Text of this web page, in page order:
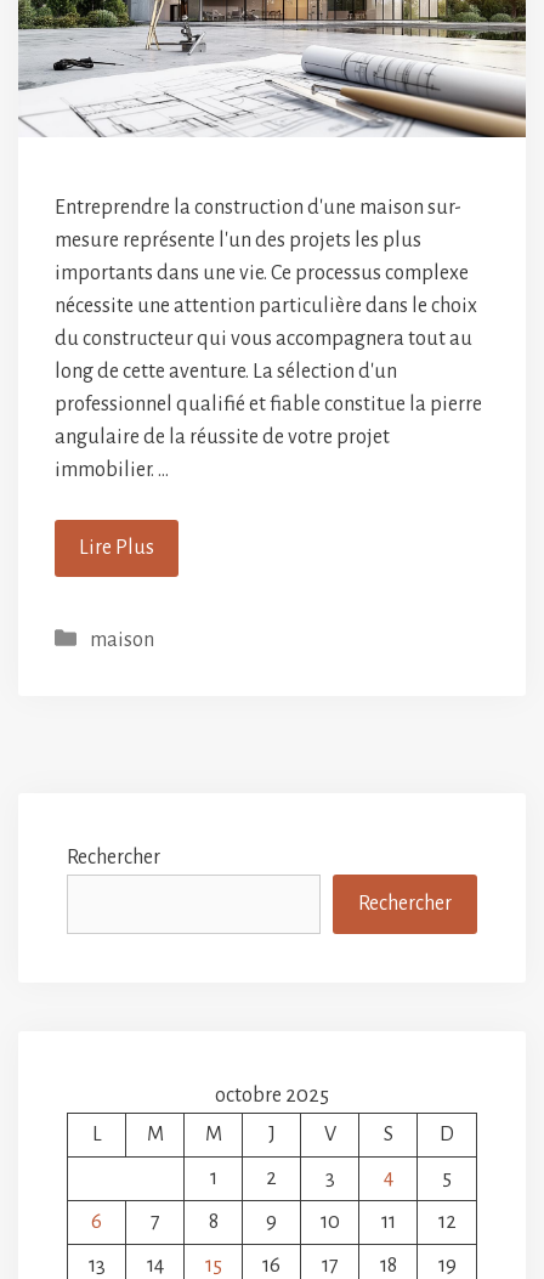
Entreprendre la construction d'une maison sur-
mesure représente l'un des projets les plus
importants dans une vie. Ce processus complexe
nécessite une attention particulière dans le choix
du constructeur qui vous accompagnera tout au
long de cette aventure. La sélection d'un
professionnel qualifié et fiable constitue la pierre
angulaire de la réussite de votre projet
immobilier. …
Lire Plus
Catégories
maison
Rechercher
Rechercher
octobre 2025
L
M M J V S
D
1
2 3 4
5
6
7 8 9 10 11
12
13
14 15 16 17 18
19